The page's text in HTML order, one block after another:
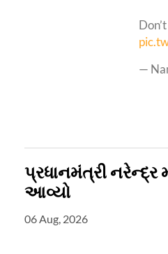
—
પ્રધાનમંત્રી નરેન્દ્ર
આવ્યો
06 Aug, 2026